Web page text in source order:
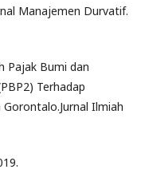
Manajemen Durvatif.
Pajak Bumi dan
Terhadap
Ilmiah